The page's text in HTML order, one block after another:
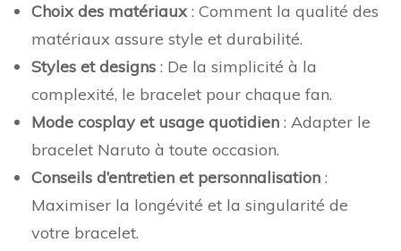
Choix des matériaux: Comment la qualité des
matériaux assure style et durabilité.
Styles et designs : De la simplicité à la
complexité, le bracelet pour chaque fan.
Mode cosplay et usage quotidien : Adapter le
bracelet Naruto à toute occasion.
Conseils d’entretien et personnalisation :
Maximiser la longévité et la singularité de
votre bracelet.